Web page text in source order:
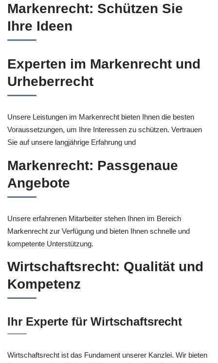
Markenrecht: Schützen Sie
Ihre Ideen
Experten im Markenrecht und
Urheberrecht
Unsere Leistungen im Markenrecht bieten Ihnen die besten
Voraussetzungen, um Ihre Interessen zu schützen. Vertrauen
Sie auf unsere langjährige Erfahrung und
Markenrecht: Passgenaue
Angebote
Unsere erfahrenen Mitarbeiter stehen Ihnen im Bereich
Markenrecht zur Verfügung und bieten Ihnen schnelle und
kompetente Unterstützung.
Wirtschaftsrecht: Qualität und
Kompetenz
Ihr Experte für Wirtschaftsrecht
Wirtschaftsrecht ist das Fundament unserer Kanzlei. Wir bieten